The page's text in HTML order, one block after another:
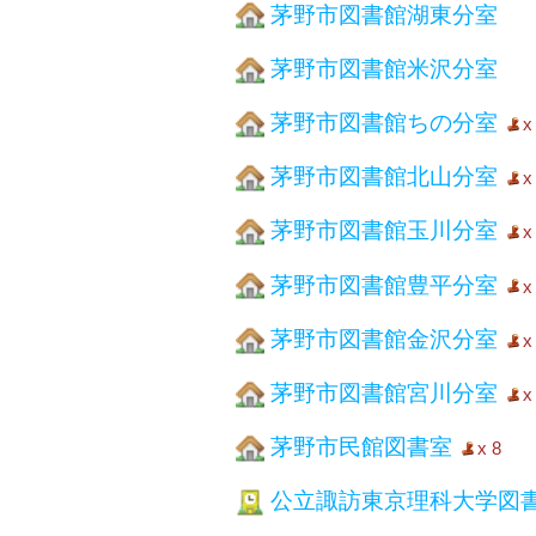
茅野市図書館湖東分室
茅野市図書館米沢分室
茅野市図書館ちの分室 x
茅野市図書館北山分室 x
茅野市図書館玉川分室 x
茅野市図書館豊平分室 x
茅野市図書館金沢分室 x
茅野市図書館宮川分室 x
茅野市民館図書室 x 8
公立諏訪東京理科大学図